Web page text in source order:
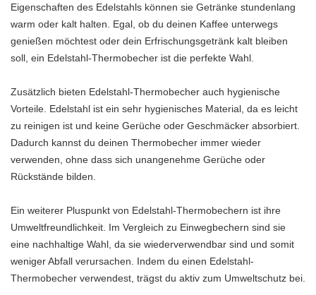
Eigenschaften des Edelstahls können sie Getränke stundenlang
warm oder kalt halten. Egal, ob du deinen Kaffee unterwegs
genießen möchtest oder dein Erfrischungsgetränk kalt bleiben
soll, ein Edelstahl-Thermobecher ist die perfekte Wahl.
Zusätzlich bieten Edelstahl-Thermobecher auch hygienische
Vorteile. Edelstahl ist ein sehr hygienisches Material, da es leicht
zu reinigen ist und keine Gerüche oder Geschmäcker absorbiert.
Dadurch kannst du deinen Thermobecher immer wieder
verwenden, ohne dass sich unangenehme Gerüche oder
Rückstände bilden.
Ein weiterer Pluspunkt von Edelstahl-Thermobechern ist ihre
Umweltfreundlichkeit. Im Vergleich zu Einwegbechern sind sie
eine nachhaltige Wahl, da sie wiederverwendbar sind und somit
weniger Abfall verursachen. Indem du einen Edelstahl-
Thermobecher verwendest, trägst du aktiv zum Umweltschutz bei.